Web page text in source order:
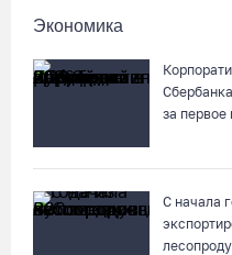
Экономика
за первое
С начала